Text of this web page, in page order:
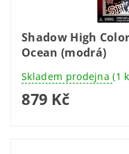
Shadow High
Ocean (modrá)
Skladem prodejna(1
879 Kč